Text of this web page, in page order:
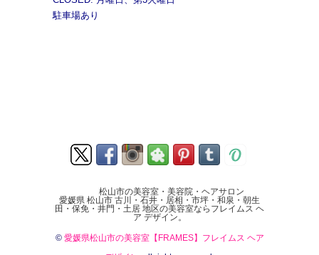
駐車場あり
松山市の美容室・美容院・ヘアサロン
愛媛県 松山市 古川・石井・居相・市坪・和泉・朝生
田・保免・井門・土居 地区の美容室ならフレイムス ヘ
ア デザイン。
© 愛媛県松山市の美容室【FRAMES】フレイムス ヘア